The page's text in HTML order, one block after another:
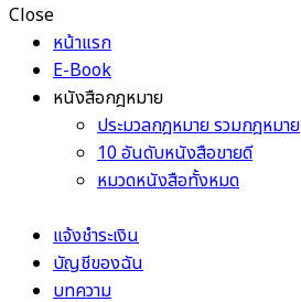
Close
หน้าแรก
E-Book
หนังสือกฎหมาย
ประมวลกฎหมาย รวมกฎหมาย
10 อันดับหนังสือขายดี
หมวดหนังสือทั้งหมด
แจ้งชำระเงิน
บัญชีของฉัน
บทความ